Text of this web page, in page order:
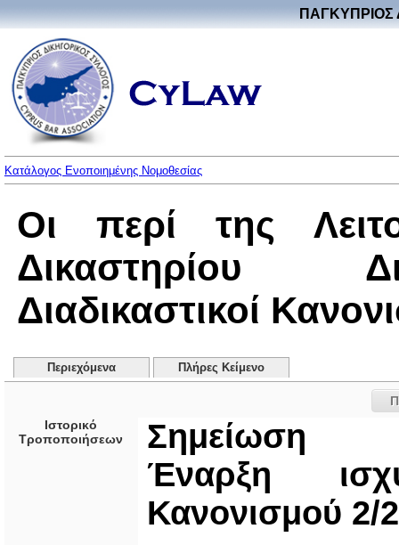
ΠΑΓΚΥΠΡΙΟΣ
Κατάλογος Ενοποιημένης Νομοθεσίας
Οι περί της
Δικαστηρίου
Διαδικαστικοί
Περιεχόμενα Πλήρες Κείμενο
Ιστορικό
Τροποποιήσεων
Σημείωση
Έναρξη
Κανονισμού 2/